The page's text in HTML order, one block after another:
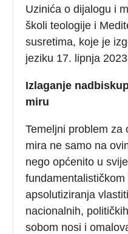
Uzinića o dijalogu i
školi teologije i
susretima, koje je
jeziku 17. lipnja
Izlaganje
miru
Temeljni problem za
mira ne samo na
nego općenito u
apsolutiziranja
nacionalnih,
sobom nosi i